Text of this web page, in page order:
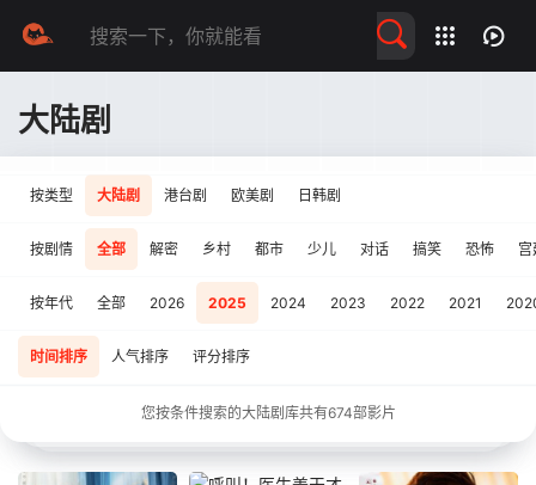
大陆剧
按类型 大陆剧 港台剧 欧美剧 日韩剧
按剧情 全部 解密 乡村 都市 少儿 对话 搞笑 恐怖 宫
按年代 全部 2026 2025 2024 2023 2022 2021
时间排序 人气排序 评分排序
您按条件搜索的大陆剧库共有674部影片